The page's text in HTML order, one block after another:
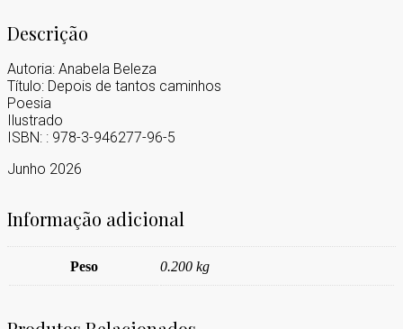
Descrição
Autoria: Anabela Beleza
Título: Depois de tantos caminhos
Poesia
Ilustrado
ISBN: : 978-3-946277-96-5
Junho 2026
Informação adicional
Peso 0.200 kg